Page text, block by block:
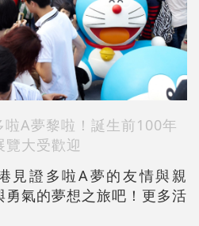
A夢黎啦！誕生前100年
覽大受歡迎
見證多啦A夢的友情與親
氣的夢想之旅吧！更多活